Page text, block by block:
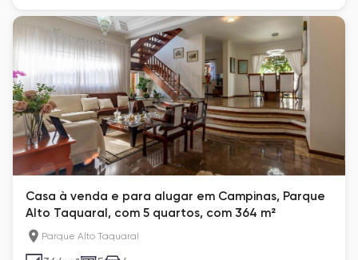
Casa à venda e para alugar em Campinas, Parque
Alto Taquaral, com 5 quartos, com 364 m²
Parque Alto Taquaral